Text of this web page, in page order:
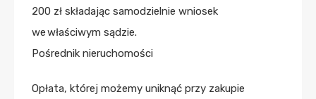
200 zł składając samodzielnie wniosek
we właściwym sądzie.
Pośrednik nieruchomości
Opłata, której możemy uniknąć przy zakupie